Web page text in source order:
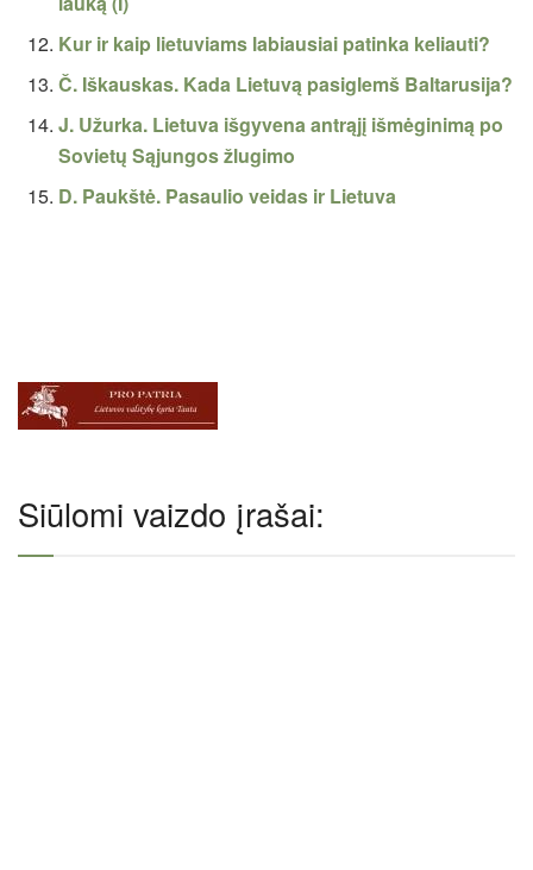
Kur ir kaip lietuviams labiausiai patinka keliauti?
Č. Iškauskas. Kada Lietuvą pasiglemš Baltarusija?
J. Užurka. Lietuva išgyvena antrąjį išmėginimą po
Sovietų Sąjungos žlugimo
D. Paukštė. Pasaulio veidas ir Lietuva
Siūlomi vaizdo įrašai: